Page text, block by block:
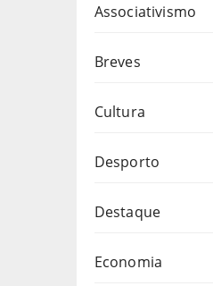
Associativismo
Breves
Cultura
Desporto
Destaque
Economia